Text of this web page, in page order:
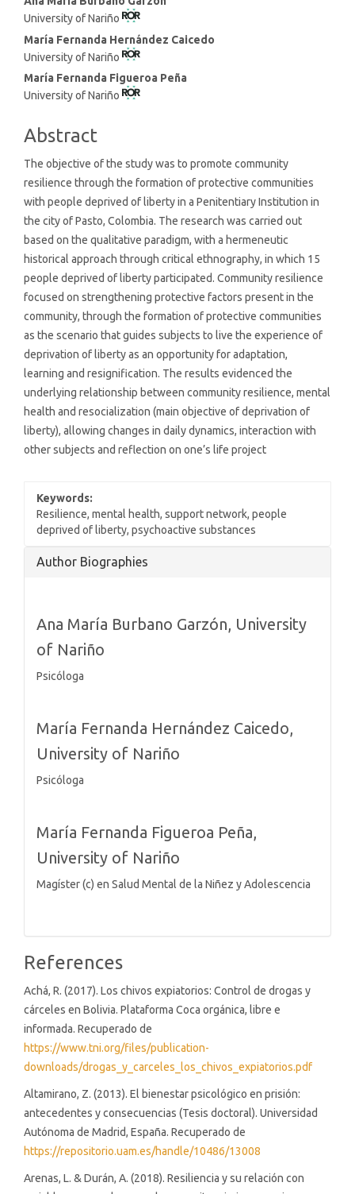
Article
Content
University of Nariño
María Fernanda Hernández Caicedo
University of Nariño
María Fernanda Figueroa Peña
University of Nariño
Abstract
The objective of the study was to promote community
resilience through the formation of protective communities
with people deprived of liberty in a Penitentiary Institution in
the city of Pasto, Colombia. The research was carried out
based on the qualitative paradigm, with a hermeneutic
historical approach through critical ethnography, in which 15
people deprived of liberty participated. Community resilience
focused on strengthening protective factors present in the
community, through the formation of protective communities
as the scenario that guides subjects to live the experience of
deprivation of liberty as an opportunity for adaptation,
learning and resignification. The results evidenced the
underlying relationship between community resilience, mental
health and resocialization (main objective of deprivation of
liberty), allowing changes in daily dynamics, interaction with
other subjects and reflection on one’s life project
Keywords:
Resilience, mental health, support network, people
deprived of liberty, psychoactive substances
Article
Author Biographies
Ana María Burbano Garzón, University
of Nariño
Psicóloga
María Fernanda Hernández Caicedo,
University of Nariño
Psicóloga
María Fernanda Figueroa Peña,
University of Nariño
Magíster (c) en Salud Mental de la Niñez y Adolescencia
References
Achá, R. (2017). Los chivos expiatorios: Control de drogas y
cárceles en Bolivia. Plataforma Coca orgánica, libre e
informada. Recuperado de
https://www.tni.org/files/publication-
downloads/drogas_y_carceles_los_chivos_expiatorios.pdf
Altamirano, Z. (2013). El bienestar psicológico en prisión:
antecedentes y consecuencias (Tesis doctoral). Universidad
Autónoma de Madrid, España. Recuperado de
https://repositorio.uam.es/handle/10486/13008
Arenas, L. & Durán, A. (2018). Resiliencia y su relación con